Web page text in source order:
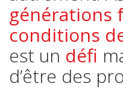
générations
conditions
est un défi
d’être des